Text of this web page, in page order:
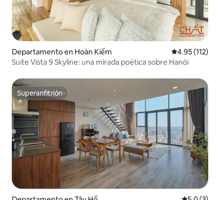
Departamento en Hoàn Kiếm Calificación
4.95 (112)
Suite Vista 9 Skyline: una mirada poética sobre Hanói
Superanfitrión
Superanfitrión